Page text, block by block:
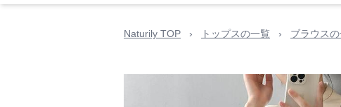
Naturily TOP › トップスの一覧 › ブラウス